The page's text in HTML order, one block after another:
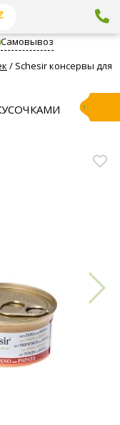
Самовывоз
/ Schesir консервы для